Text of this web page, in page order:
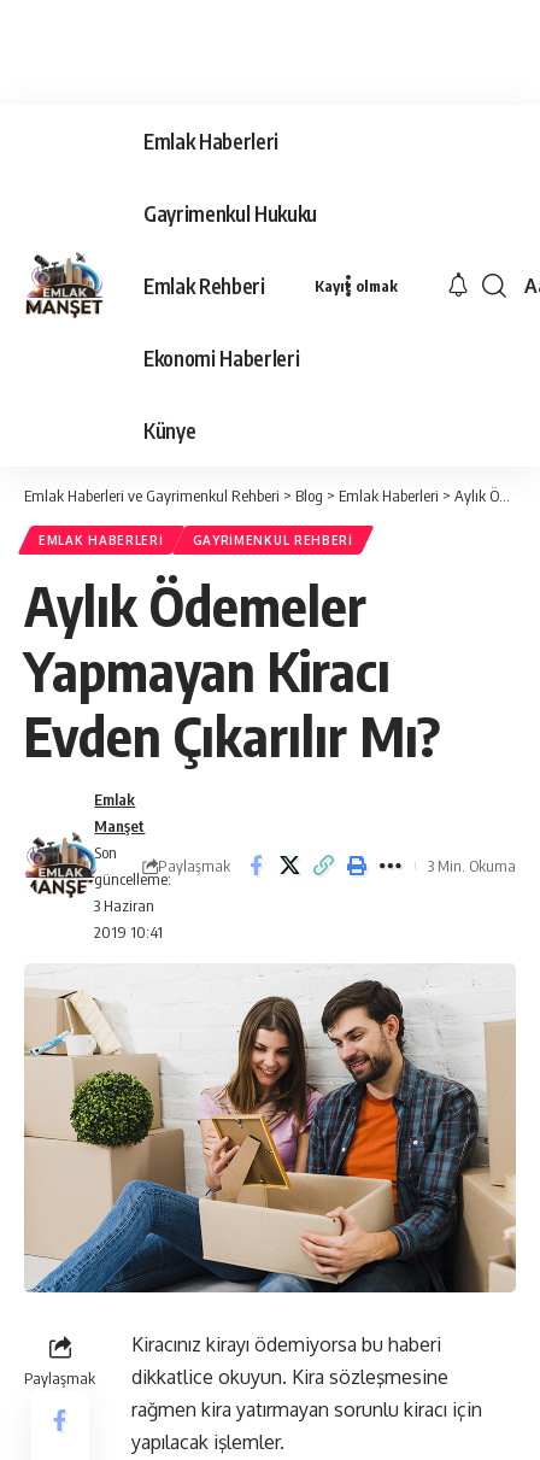
Emlak Haberleri
Gayrimenkul Hukuku
Emlak Rehberi
Ekonomi Haberleri
Künye
Kayıt olmak
Emlak Haberleri ve Gayrimenkul Rehberi > Blog > Emlak Haberleri > Aylık Ödemeler Yapmayan Kiracı Evden Çıkarılır Mı?
EMLAK HABERLERI GAYRIMENKUL REHBERI
Aylık Ödemeler
Yapmayan Kiracı
Evden Çıkarılır Mı?
Son
güncelleme:
3 Haziran
2019 10:41
Emlak
Manşet
Paylaşmak 3 Min. Okuma
Paylaşmak
Kiracınız kirayı ödemiyorsa bu haberi
dikkatlice okuyun. Kira sözleşmesine
rağmen kira yatırmayan sorunlu kiracı için
yapılacak işlemler.